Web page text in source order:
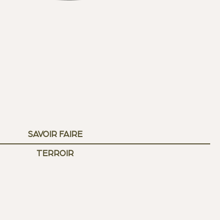
SAVOIR FAIRE
TERROIR